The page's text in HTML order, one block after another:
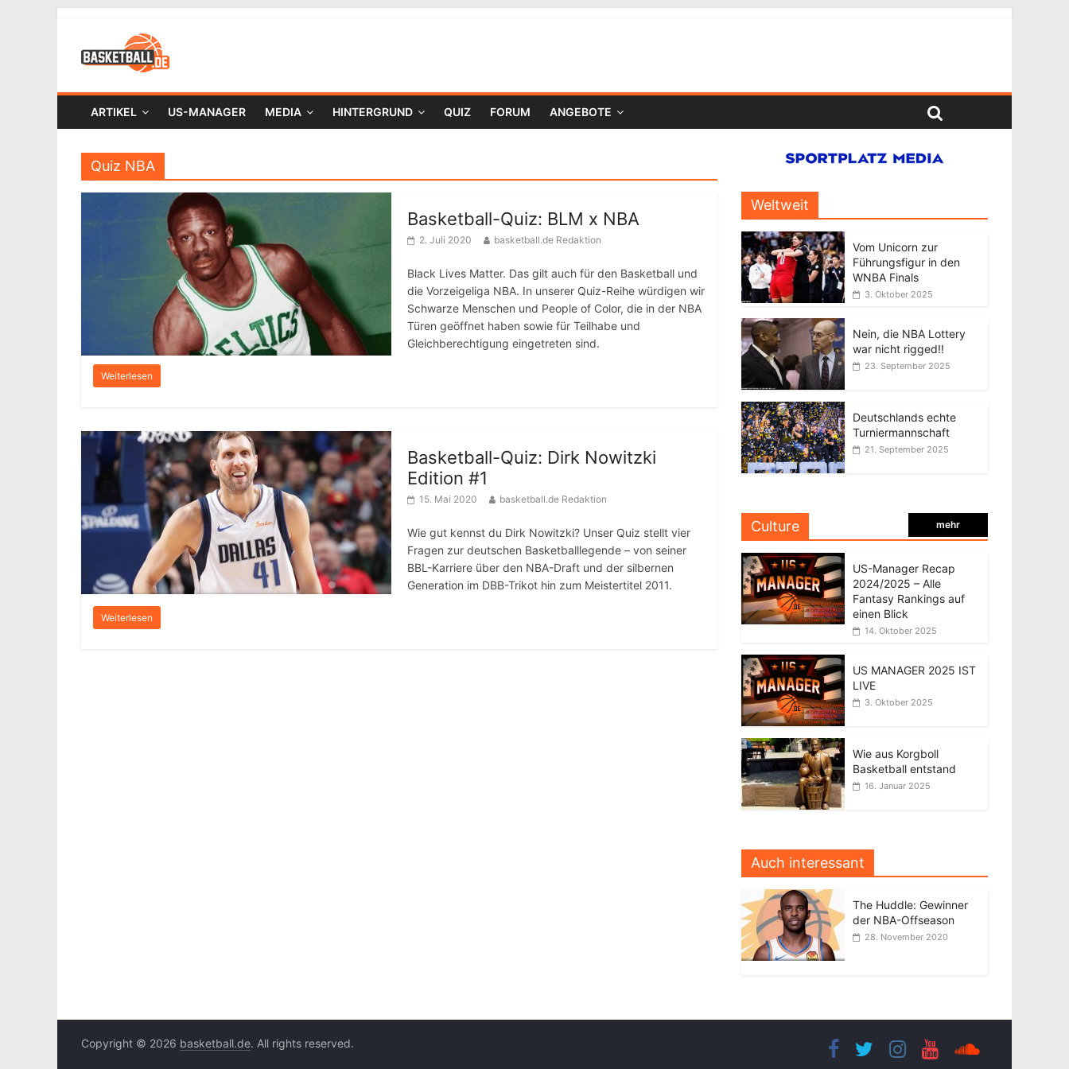
ARTIKEL US-MANAGER MEDIA HINTERGRUND QUIZ FORUM ANGEBOTE
Quiz NBA
Basketball-Quiz: BLM x NBA
2. Juli 2020 basketball.de Redaktion
Black Lives Matter. Das gilt auch für den Basketball und
die Vorzeigeliga NBA. In unserer Quiz-Reihe würdigen wir
Schwarze Menschen und People of Color, die in der NBA
Türen geöffnet haben sowie für Teilhabe und
Gleichberechtigung eingetreten sind.
Weiterlesen
Basketball-Quiz: Dirk Nowitzki
Edition #1
15. Mai 2020 basketball.de Redaktion
Wie gut kennst du Dirk Nowitzki? Unser Quiz stellt vier
Fragen zur deutschen Basketballlegende – von seiner
BBL-Karriere über den NBA-Draft und der silbernen
Generation im DBB-Trikot hin zum Meistertitel 2011.
Weiterlesen
Weltweit
Vom Unicorn zur
Führungsfigur in den
WNBA Finals
3. Oktober 2025
Nein, die NBA Lottery
war nicht rigged!!
23. September 2025
Deutschlands echte
Turniermannschaft
21. September 2025
Culture mehr
US-Manager Recap
2024/2025 – Alle
Fantasy Rankings auf
einen Blick
14. Oktober 2025
US MANAGER 2025 IST
LIVE
3. Oktober 2025
Wie aus Korgboll
Basketball entstand
16. Januar 2025
Auch interessant
The Huddle: Gewinner
der NBA-Offseason
28. November 2020
Copyright © 2026 basketball.de. All rights reserved.